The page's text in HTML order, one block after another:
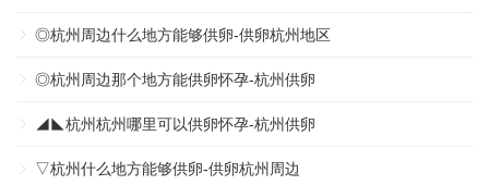
◎杭州周边什么地方能够供卵-供卵杭州地区
◎杭州周边那个地方能供卵怀孕-杭州供卵
◢◣杭州杭州哪里可以供卵怀孕-杭州供卵
▽杭州什么地方能够供卵-供卵杭州周边